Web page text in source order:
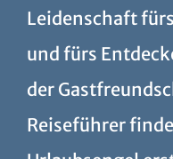
Leidenschaft
und fürs
der
Reiseführer